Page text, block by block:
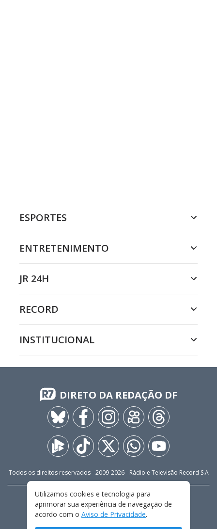
ESPORTES
ENTRETENIMENTO
JR 24H
RECORD
INSTITUCIONAL
DIRETO DA REDAÇÃO DF
Todos os direitos reservados - 2009-2026- Rádio e Televisão Record S.A
FALE CONOSCO
PRIVACIDADE
TERMOS E CONDIÇÕES DE USO
Utilizamos cookies e tecnologia para
aprimorar sua experiência de navegação de
acordo com o Aviso de Privacidade.